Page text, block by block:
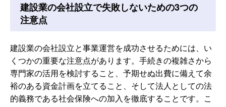
建設業の会社設立で失敗しないための3つの
注意点
建設業の会社設立と事業運営を成功させるためには、い
くつかの重要な注意点があります。手続きの複雑さから
専門家の活用を検討すること、予期せぬ出費に備えて余
裕のある資金計画を立てること、そして法人としての法
的義務である社会保険への加入を徹底することです。こ